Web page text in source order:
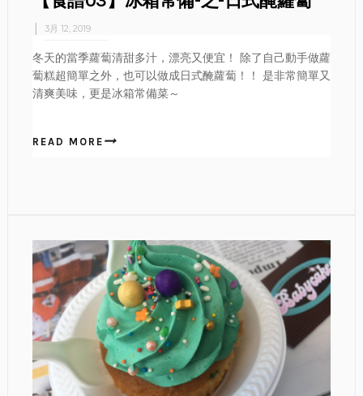
3月 12, 2019
冬天的當季蘿蔔清甜多汁，漂亮又便宜！ 除了自己動手做蘿
蔔糕超簡單之外，也可以做成日式醃蘿蔔！！ 是非常簡單又
清爽美味，更是冰箱常備菜～
READ MORE